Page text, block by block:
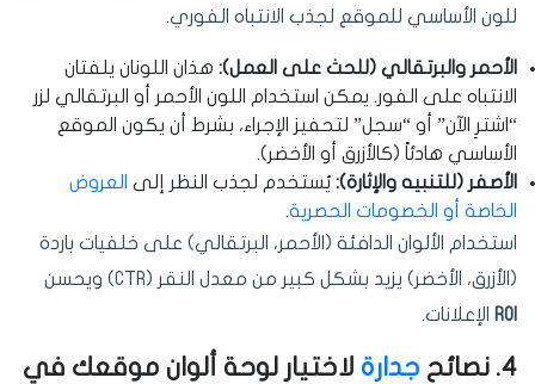
للون الأساسي للموقع لجذب الانتباه الفوري.
الأحمر والبرتقالي (للحث على العمل): هذان اللونان يلفتان
الانتباه على الفور. يمكن استخدام اللون الأحمر أو البرتقالي لزر
“اشترِ الآن” أو “سجل” لتحفيز الإجراء، بشرط أن يكون الموقع
الأساسي هادئاً (كالأزرق أو الأخضر).
الأصفر (للتنبيه والإثارة): يُستخدم لجذب النظر إلى العروض
الخاصة أو الخصومات الحصرية.
استخدام الألوان الدافئة (الأحمر، البرتقالي) على خلفيات باردة
(الأزرق، الأخضر) يزيد بشكل كبير من معدل النقر (CTR) ويحسن
ROI
الإعلانات.
4. نصائح جدارة لاختيار لوحة ألوان موقعك في